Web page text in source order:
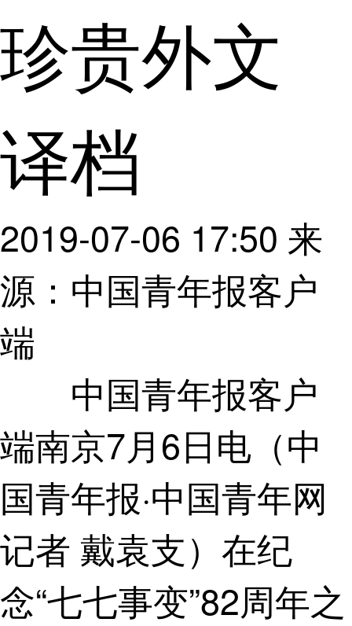
珍贵外文
译档
2019-07-06 17:50 来
源：中国青年报客户
端
中国青年报客户
端南京7月6日电（中
国青年报·中国青年网
记者 戴袁支）在纪
念“七七事变”82周年之